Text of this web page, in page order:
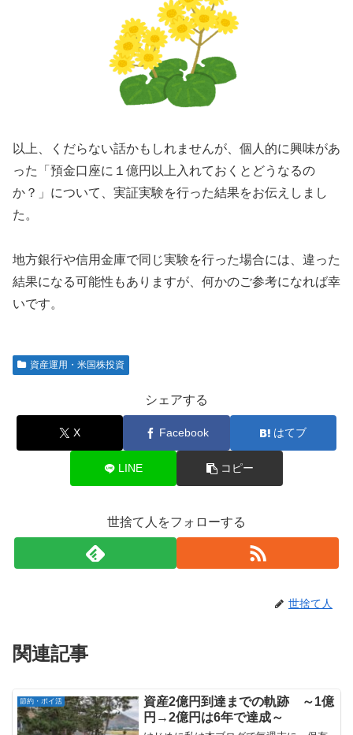
以上、くだらない話かもしれませんが、個人的に興味があ
った「預金口座に１億円以上入れておくとどうなるの
か？」について、実証実験を行った結果をお伝えしまし
た。
地方銀行や信用金庫で同じ実験を行った場合には、違った
結果になる可能性もありますが、何かのご参考になれば幸
いです。
資産運用・米国株投資
シェアする
X Facebook はてブ
LINE コピー
世捨て人をフォローする
世捨て人
関連記事
節約・ポイ活
資産2億円到達までの軌跡 ～1億
円→2億円は6年で達成～